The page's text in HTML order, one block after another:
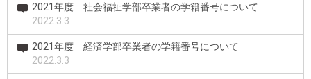
2021年度 社会福祉学部卒業者の学籍番号について
2022.3.3
2021年度 経済学部卒業者の学籍番号について
2022.3.3